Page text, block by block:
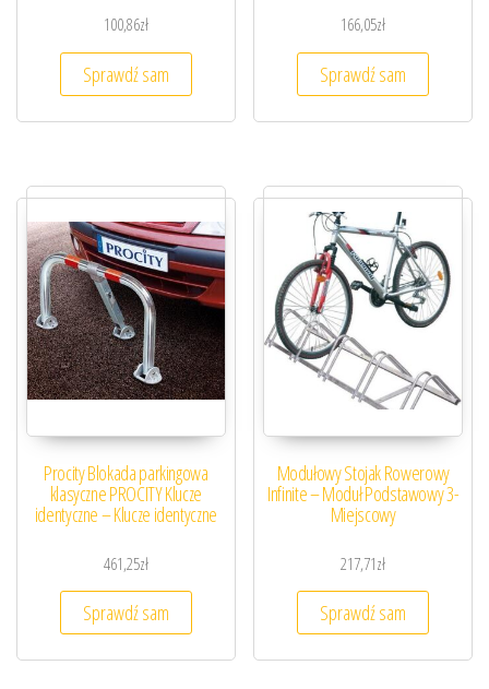
100,86zł
Sprawdź sam
166,05zł
Sprawdź sam
Procity Blokada parkingowa
klasyczne PROCITY Klucze
identyczne – Klucze identyczne
461,25zł
Sprawdź sam
Modułowy Stojak Rowerowy
Infinite – Moduł Podstawowy 3-
Miejscowy
217,71zł
Sprawdź sam